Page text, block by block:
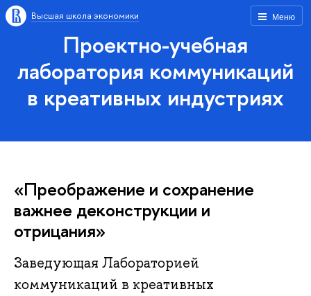
Меню
Высшая школа экономики
Проектно-учебная
лаборатория коммуникаций
в креативных индустриях
«Преображение и сохранение
важнее деконструкции и
отрицания»
Заведующая Лабораторией
коммуникаций в креативных